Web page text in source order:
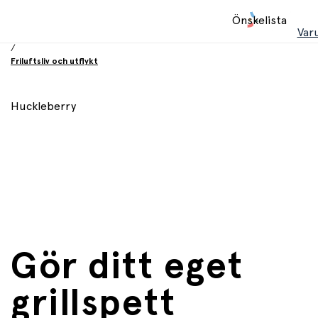
Önskelista
/
Friluftsliv och utflykt
Huckleberry
Gör ditt eget
grillspett